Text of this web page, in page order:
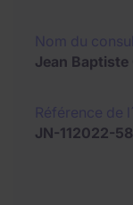
Jean
JN-112022-